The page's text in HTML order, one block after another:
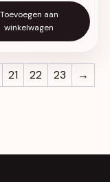
Toevoegen aan
winkelwagen
21 22 23 →